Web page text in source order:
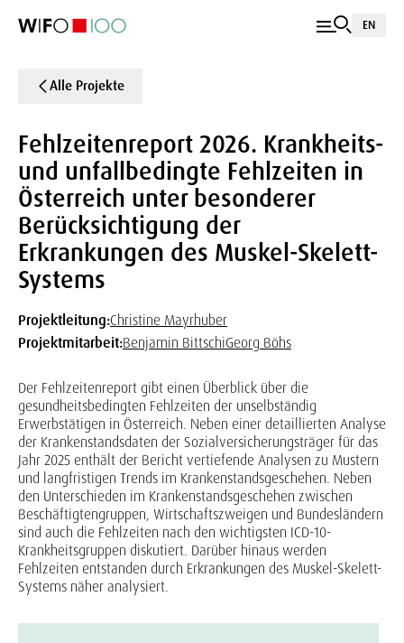
EN
Alle Projekte
Fehlzeitenreport 2026. Krankheits-
und unfallbedingte Fehlzeiten in
Österreich unter besonderer
Berücksichtigung der
Erkrankungen des Muskel-Skelett-
Systems
Projektleitung:Christine Mayrhuber
Projektmitarbeit:Benjamin BittschiGeorg Böhs
Der Fehlzeitenreport gibt einen Überblick über die
gesundheitsbedingten Fehlzeiten der unselbständig
Erwerbstätigen in Österreich. Neben einer detaillierten Analyse
der Krankenstandsdaten der Sozialversicherungsträger für das
Jahr 2025 enthält der Bericht vertiefende Analysen zu Mustern
und langfristigen Trends im Krankenstandsgeschehen. Neben
den Unterschieden im Krankenstandsgeschehen zwischen
Beschäftigtengruppen, Wirtschaftszweigen und Bundesländern
sind auch die Fehlzeiten nach den wichtigsten ICD-10-
Krankheitsgruppen diskutiert. Darüber hinaus werden
Fehlzeiten entstanden durch Erkrankungen des Muskel-Skelett-
Systems näher analysiert.